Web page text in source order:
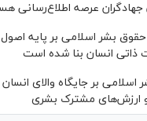
جهادگران عرصه اطلاع‌رسانی
حقوق بشر اسلامی بر پایه اصول
ذاتی انسان بنا شده است
اسلامی بر جایگاه والای انسان
ارزش‌های مشترک بشری